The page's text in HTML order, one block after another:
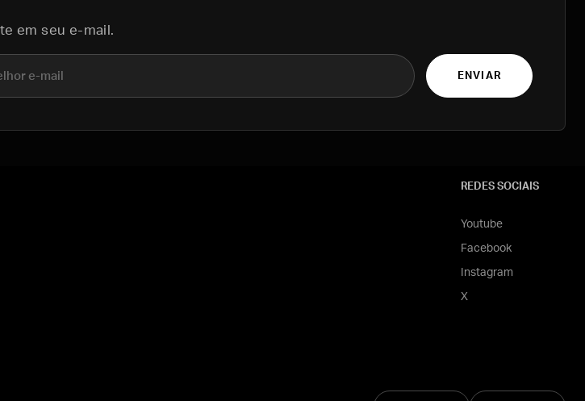
em seu e-mail.
ENVIAR
REDES SOCIAIS
Youtube
Facebook
Instagram
X